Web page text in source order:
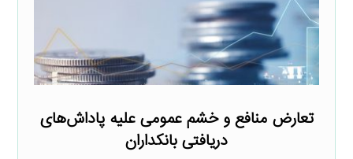
تعارض منافع و خشم عمومی علیه پاداش‌های
دریافتی بانکداران